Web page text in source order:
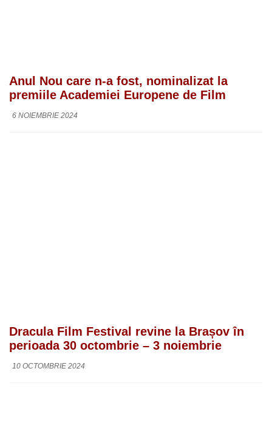
Anul Nou care n-a fost, nominalizat la
premiile Academiei Europene de Film
6 NOIEMBRIE 2024
Dracula Film Festival revine la Brașov în
perioada 30 octombrie – 3 noiembrie
10 OCTOMBRIE 2024